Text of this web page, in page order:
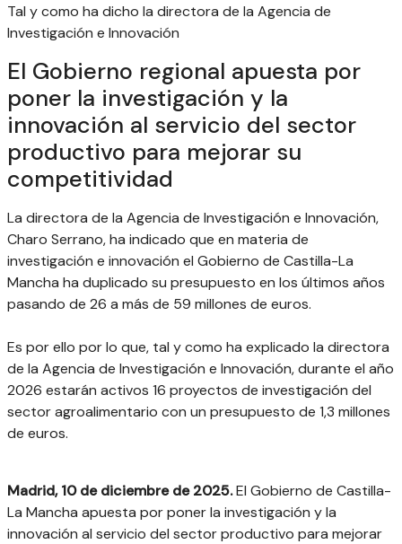
Tal y como ha dicho la directora de la Agencia de
Investigación e Innovación
El Gobierno regional apuesta por
poner la investigación y la
innovación al servicio del sector
productivo para mejorar su
competitividad
La directora de la Agencia de Investigación e Innovación,
Charo Serrano, ha indicado que en materia de
investigación e innovación el Gobierno de Castilla-La
Mancha ha duplicado su presupuesto en los últimos años
pasando de 26 a más de 59 millones de euros.
Es por ello por lo que, tal y como ha explicado la directora
de la Agencia de Investigación e Innovación, durante el año
2026 estarán activos 16 proyectos de investigación del
sector agroalimentario con un presupuesto de 1,3 millones
de euros.
Madrid, 10 de diciembre de 2025.El Gobierno de Castilla-
La Mancha apuesta por poner la investigación y la
innovación al servicio del sector productivo para mejorar